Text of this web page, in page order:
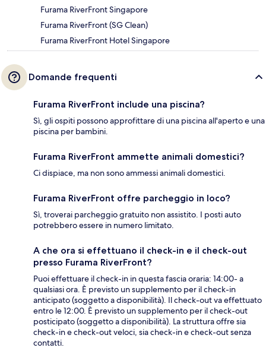
Furama RiverFront Singapore
Furama RiverFront (SG Clean)
Furama RiverFront Hotel Singapore
Domande frequenti
Furama RiverFront include una piscina?
Sì, gli ospiti possono approfittare di una piscina all'aperto e una
piscina per bambini.
Furama RiverFront ammette animali domestici?
Ci dispiace, ma non sono ammessi animali domestici.
Furama RiverFront offre parcheggio in loco?
Sì, troverai parcheggio gratuito non assistito. I posti auto
potrebbero essere in numero limitato.
A che ora si effettuano il check-in e il check-out
presso Furama RiverFront?
Puoi effettuare il check-in in questa fascia oraria: 14:00- a
qualsiasi ora. È previsto un supplemento per il check-in
anticipato (soggetto a disponibilità). Il check-out va effettuato
entro le 12:00. È previsto un supplemento per il check-out
posticipato (soggetto a disponibilità). La struttura offre sia
check-in e check-out veloci, sia check-in e check-out senza
contatti.